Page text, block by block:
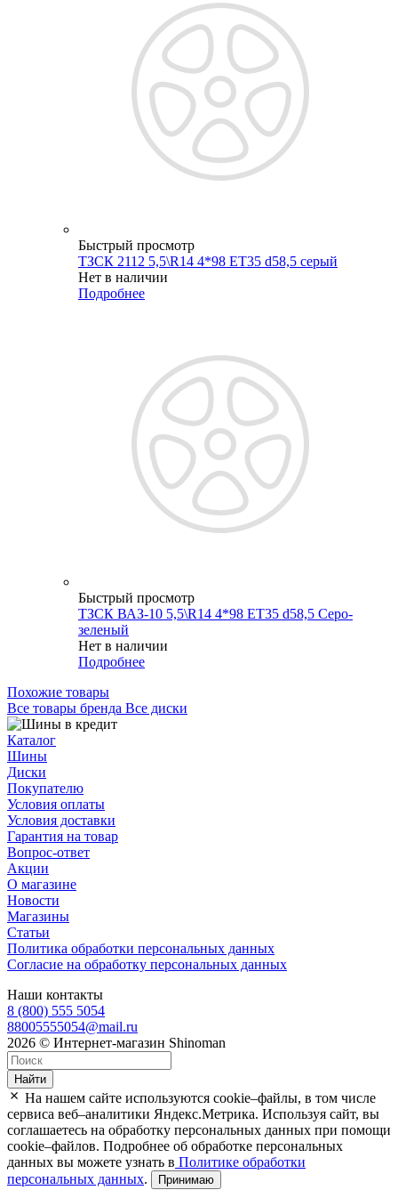
Быстрый просмотр
ТЗСК 2112 5,5\R14 4*98 ET35 d58,5 серый
Нет в наличии
Подробнее
Быстрый просмотр
ТЗСК ВАЗ-10 5,5\R14 4*98 ET35 d58,5 Серо-
зеленый
Нет в наличии
Подробнее
Похожие товары
Все товары бренда Все диски
Каталог
Шины
Диски
Покупателю
Условия оплаты
Условия доставки
Гарантия на товар
Вопрос-ответ
Акции
О магазине
Новости
Магазины
Статьи
Политика обработки персональных данных
Согласие на обработку персональных данных
Наши контакты
8 (800) 555 5054
88005555054@mail.ru
2026 © Интернет-магазин Shinoman
Найти
На нашем сайте используются cookie–файлы, в том числе
сервиса веб–аналитики Яндекс.Метрика. Используя сайт, вы
соглашаетесь на обработку персональных данных при помощи
cookie–файлов. Подробнее об обработке персональных
данных вы можете узнать в Политике обработки
персональных данных. Принимаю